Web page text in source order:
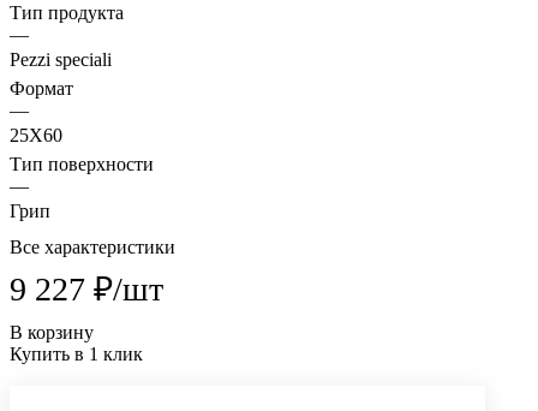
Тип продукта
—
Pezzi speciali
Формат
—
25X60
Тип поверхности
—
Грип
Все характеристики
9 227 ₽/шт
В корзину
Купить в 1 клик